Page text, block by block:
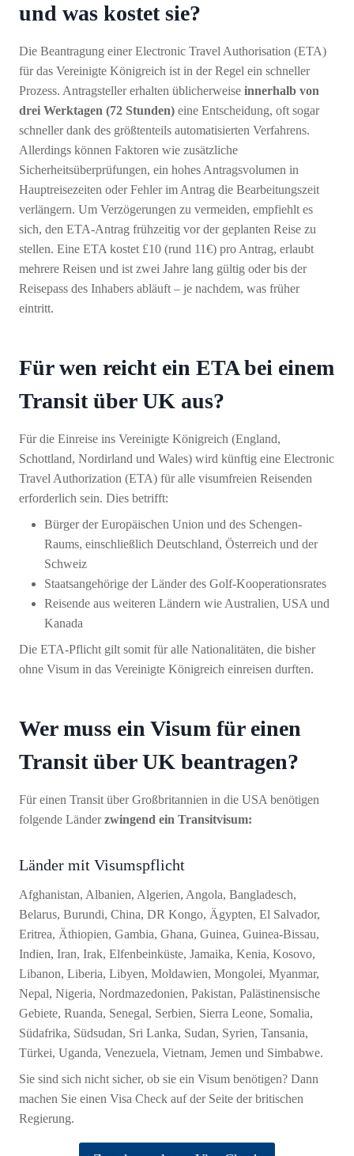
und was kostet sie?
Die Beantragung einer Electronic Travel Authorisation (ETA)
für das Vereinigte Königreich ist in der Regel ein schneller
Prozess. Antragsteller erhalten üblicherweise innerhalb von
drei Werktagen (72 Stunden) eine Entscheidung, oft sogar
schneller dank des größtenteils automatisierten Verfahrens.
Allerdings können Faktoren wie zusätzliche
Sicherheitsüberprüfungen, ein hohes Antragsvolumen in
Hauptreisezeiten oder Fehler im Antrag die Bearbeitungszeit
verlängern. Um Verzögerungen zu vermeiden, empfiehlt es
sich, den ETA-Antrag frühzeitig vor der geplanten Reise zu
stellen. Eine ETA kostet £10 (rund 11€) pro Antrag, erlaubt
mehrere Reisen und ist zwei Jahre lang gültig oder bis der
Reisepass des Inhabers abläuft – je nachdem, was früher
eintritt.
Für wen reicht ein ETA bei einem
Transit über UK aus?
Für die Einreise ins Vereinigte Königreich (England,
Schottland, Nordirland und Wales) wird künftig eine Electronic
Travel Authorization (ETA) für alle visumfreien Reisenden
erforderlich sein. Dies betrifft:
Bürger der Europäischen Union und des Schengen-
Raums, einschließlich Deutschland, Österreich und der
Schweiz
Staatsangehörige der Länder des Golf-Kooperationsrates
Reisende aus weiteren Ländern wie Australien, USA und
Kanada
Die ETA-Pflicht gilt somit für alle Nationalitäten, die bisher
ohne Visum in das Vereinigte Königreich einreisen durften.
Wer muss ein Visum für einen
Transit über UK beantragen?
Für einen Transit über Großbritannien in die USA benötigen
folgende Länderzwingend ein Transitvisum:
Länder mit Visumspflicht
Afghanistan, Albanien, Algerien, Angola, Bangladesch,
Belarus, Burundi, China, DR Kongo, Ägypten, El Salvador,
Eritrea, Äthiopien, Gambia, Ghana, Guinea, Guinea-Bissau,
Indien, Iran, Irak, Elfenbeinküste, Jamaika, Kenia, Kosovo,
Libanon, Liberia, Libyen, Moldawien, Mongolei, Myanmar,
Nepal, Nigeria, Nordmazedonien, Pakistan, Palästinensische
Gebiete, Ruanda, Senegal, Serbien, Sierra Leone, Somalia,
Südafrika, Südsudan, Sri Lanka, Sudan, Syrien, Tansania,
Türkei, Uganda, Venezuela, Vietnam, Jemen und Simbabwe.
Sie sind sich nicht sicher, ob sie ein Visum benötigen? Dann
machen Sie einen Visa Check auf der Seite der britischen
Regierung.